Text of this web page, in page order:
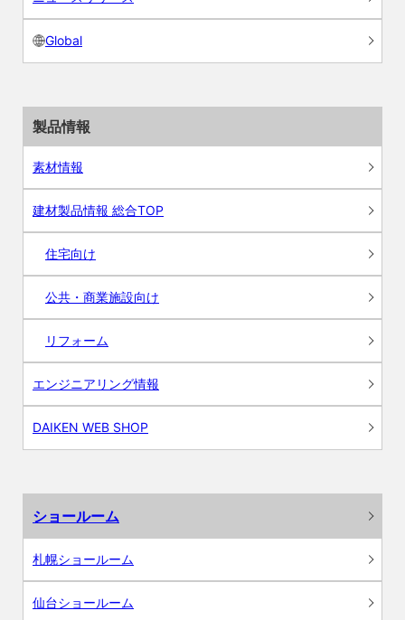
Global
製品情報
素材情報
建材製品情報 総合TOP
住宅向け
公共・商業施設向け
リフォーム
エンジニアリング情報
DAIKEN WEB SHOP
ショールーム
札幌ショールーム
仙台ショールーム